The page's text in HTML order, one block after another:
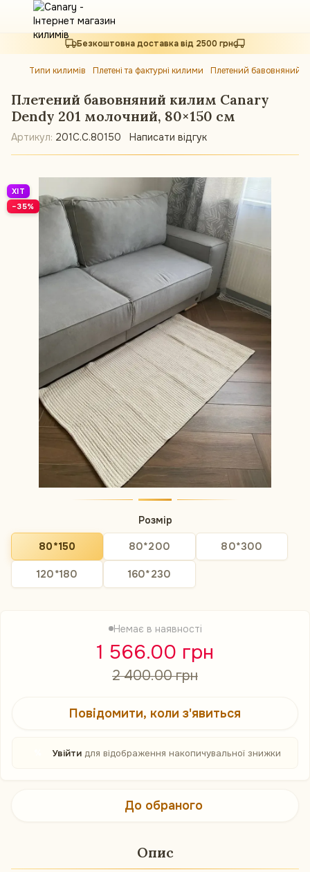
Безкоштовна доставка від 2500 грн
Типи килимів Плетені та фактурні килими Плетений бавовняний
Плетений бавовняний килим Canary
Dendy 201 молочний, 80×150 см
Артикул: 201C.C.80150 Написати відгук
ХІТ
−35%
Розмір
80*150 80*200
80*300
120*180
160*230
Немає в наявності
1 566.00 грн
2 400.00 грн
Повідомити, коли з'явиться
Увійтидля відображення накопичувальної знижки
До обраного
Опис